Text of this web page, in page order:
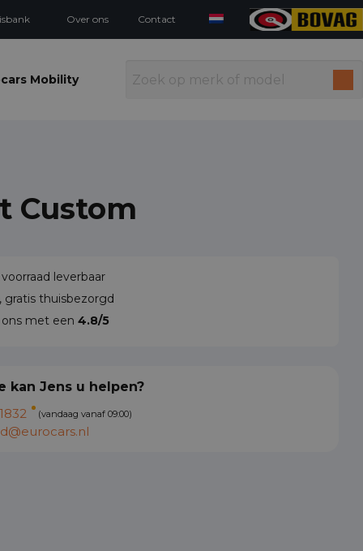
Over ons Contact
Mobility
Custom
leverbaar
gratis thuisbezorgd
met een 4.8/5
kan Jens u helpen?
(vandaag vanaf 09:00)